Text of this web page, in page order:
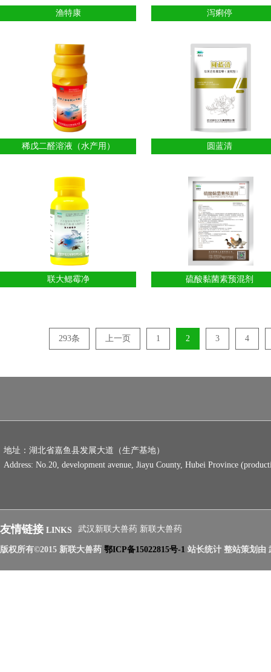
渔特康 泻痢停
稀戊二醛溶液（水产用） 圆蓝清
联大鳃霉净 硫酸黏菌素预混剂
293条 上一页 1 2 3 4
地址：湖北省嘉鱼县发展大道（生产基地）
Address: No.20, development avenue, Jiayu County, Hubei Province
友情链接 LINKS 武汉新联大兽药 新联大兽药
版权所有©2015 新联大兽药 鄂ICP备15022815号-1 站长统计 整站策划由